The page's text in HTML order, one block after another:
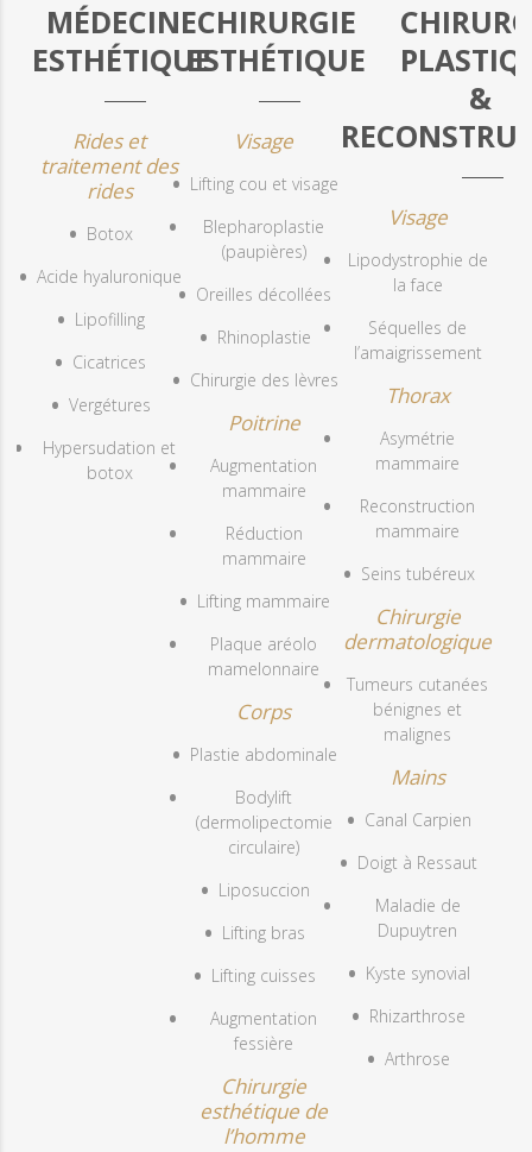
MÉDECINE
ESTHÉTIQUE
Rides et
traitement des
rides
Botox
Acide hyaluronique
Lipofilling
Cicatrices
Vergétures
Hypersudation et
botox
CHIRURGIE
ESTHÉTIQUE
Visage
Lifting cou et visage
Blepharoplastie
(paupières)
Oreilles décollées
Rhinoplastie
Chirurgie des lèvres
Poitrine
Augmentation
mammaire
Réduction
mammaire
Lifting mammaire
Plaque aréolo
mamelonnaire
Corps
Plastie abdominale
Bodylift
(dermolipectomie
circulaire)
Liposuccion
Lifting bras
Lifting cuisses
Augmentation
fessière
Chirurgie
esthétique de
l’homme
&
Visage
Lipodystrophie de
la face
Séquelles de
l’amaigrissement
Thorax
Asymétrie
mammaire
Reconstruction
mammaire
Seins tubéreux
Chirurgie
dermatologique
Tumeurs cutanées
bénignes et
malignes
Mains
Canal Carpien
Doigt à Ressaut
Maladie de
Dupuytren
Kyste synovial
Rhizarthrose
Arthrose